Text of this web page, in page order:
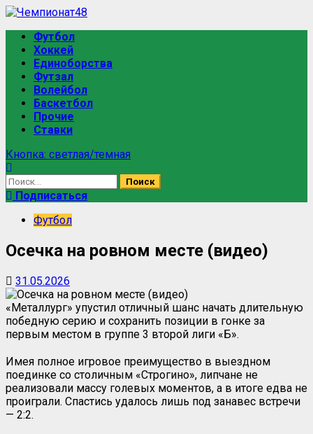
Футбол
Хоккей
Единоборства
Футзал
Волейбол
Баскетбол
Прочие
Ставки
Кнопка: светлая/темная
Подписаться
Футбол
Осечка на ровном месте (видео)
31.05.2026
«Металлург» упустил отличный шанс начать длительную
победную серию и сохранить позиции в гонке за
первым местом в группе 3 второй лиги «Б».
Имея полное игровое преимущество в выездном
поединке со столичным «Строгино», липчане не
реализовали массу голевых моментов, а в итоге едва не
проиграли. Спастись удалось лишь под занавес встречи
— 2:2.